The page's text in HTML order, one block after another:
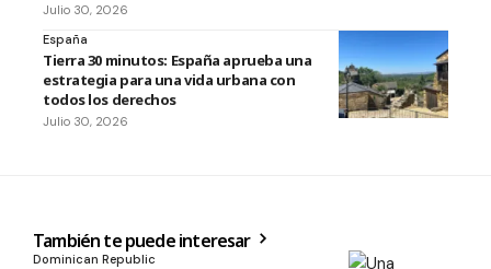
Julio 30, 2026
España
Tierra 30 minutos: España aprueba una
estrategia para una vida urbana con
todos los derechos
Julio 30, 2026
También te puede interesar
Dominican Republic